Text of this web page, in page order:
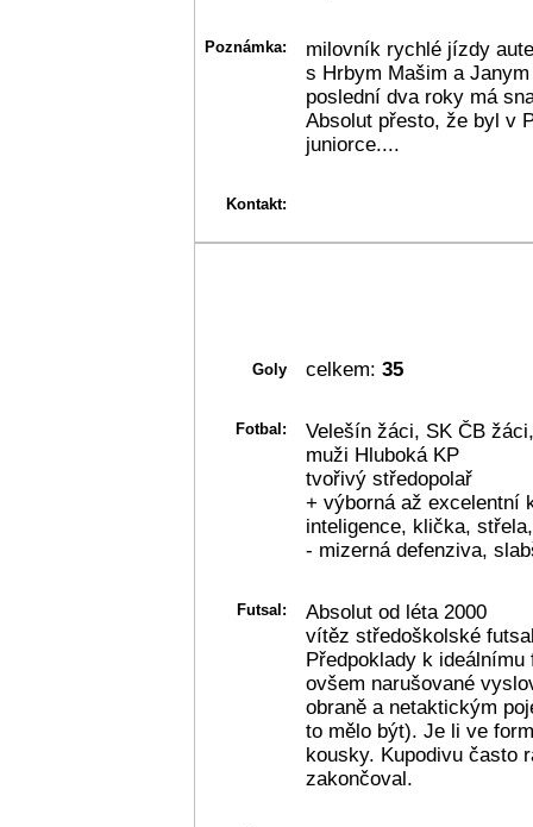
Poznámka:
milovník rychlé jízdy
s Hrbym Mašim a
poslední dva roky má
Absolut přesto, že byl v
juniorce....
Kontakt:
Goly celkem: 35
Fotbal:
Velešín žáci, SK ČB
muži Hluboká KP
tvořivý středopolař
+ výborná až excelentní
inteligence, klička,
- mizerná defenziva,
Futsal:
Absolut od léta 2000
vítěz středoškolské
Předpoklady k
ovšem narušované
obraně a netaktickým
to mělo být). Je li ve
kousky. Kupodivu často
zakončoval.